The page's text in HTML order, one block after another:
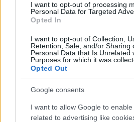
I want to opt-out of processing
Personal Data for Targeted
Opted In
I want to opt-out of Collection,
Retention, Sale, and/or Sharing
Personal Data that Is Unrelated
Purposes for which it was
Opted Out
Google consents
I want to allow Google to
related to advertising like
Hijo de Javier Gutiérrez:
capacidades especiales